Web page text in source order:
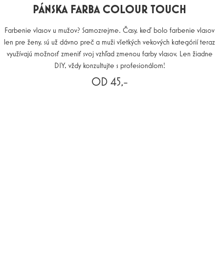
PÁNSKA FARBA COLOUR TOUCH
Farbenie vlasov u mužov? Samozrejme. Časy, keď bolo farbenie vlasov
len pre ženy, sú už dávno preč a muži všetkých vekových kategórií teraz
využívajú možnosť zmeniť svoj vzhľad zmenou farby vlasov. Len žiadne
DIY, vždy konzultujte s profesionálom!
OD 45,-